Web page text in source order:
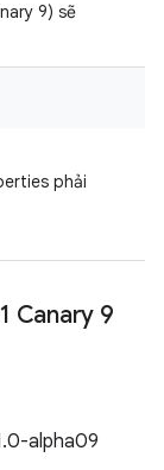
9) sẽ
phải
1 Canary 9
alpha09